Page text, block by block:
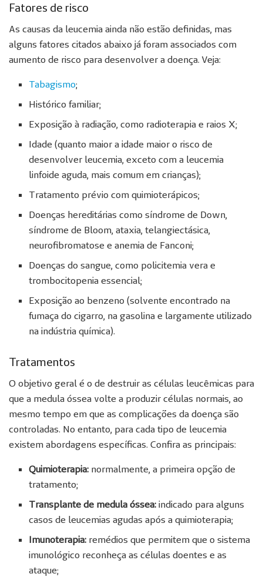
Fatores de risco
As causas da leucemia ainda não estão definidas, mas
alguns fatores citados abaixo já foram associados com
aumento de risco para desenvolver a doença. Veja:
Tabagismo;
Histórico familiar;
Exposição à radiação, como radioterapia e raios X;
Idade (quanto maior a idade maior o risco de
desenvolver leucemia, exceto com a leucemia
linfoide aguda, mais comum em crianças);
Tratamento prévio com quimioterápicos;
Doenças hereditárias como síndrome de Down,
síndrome de Bloom, ataxia, telangiectásica,
neurofibromatose e anemia de Fanconi;
Doenças do sangue, como policitemia vera e
trombocitopenia essencial;
Exposição ao benzeno (solvente encontrado na
fumaça do cigarro, na gasolina e largamente utilizado
na indústria química).
Tratamentos
O objetivo geral é o de destruir as células leucêmicas para
que a medula óssea volte a produzir células normais, ao
mesmo tempo em que as complicações da doença são
controladas. No entanto, para cada tipo de leucemia
existem abordagens específicas. Confira as principais:
Quimioterapia: normalmente, a primeira opção de
tratamento;
Transplante de medula óssea: indicado para alguns
casos de leucemias agudas após a quimioterapia;
Imunoterapia: remédios que permitem que o sistema
imunológico reconheça as células doentes e as
ataque;